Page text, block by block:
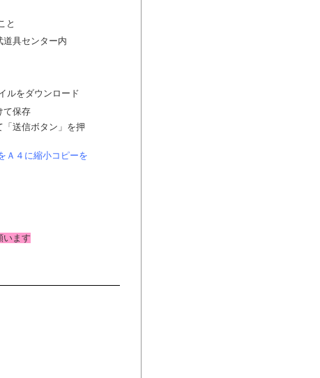
と
具センター内
ルをダウンロード
て保存
送信ボタン」を押
Ａ４に縮小コピーを
います